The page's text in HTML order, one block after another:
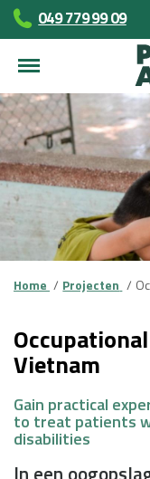
049 779 99 09
Home Projecten
Vietnam
Gain practical
to treat patients
disabilities